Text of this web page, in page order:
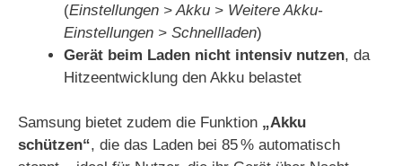
(Einstellungen > Akku > Weitere Akku-
Einstellungen > Schnellladen)
Gerät beim Laden nicht intensiv nutzen, da
Hitzeentwicklung den Akku belastet
Samsung bietet zudem die Funktion „Akku
schützen“, die das Laden bei 85 % automatisch